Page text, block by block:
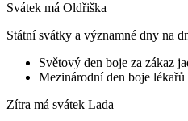
Svátek má Oldřiška
Státní svátky a významné dny na
Světový den boje za zákaz
Mezinárodní den boje lékařů
Zítra má svátek Lada